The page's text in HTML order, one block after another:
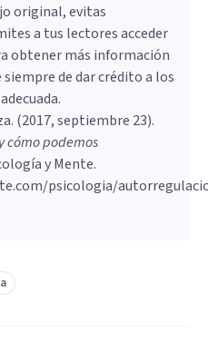
original, evitas
a tus lectores acceder
obtener más información
de dar crédito a los
. (2017, septiembre 23).
cómo podemos
y Mente.
psicologia/